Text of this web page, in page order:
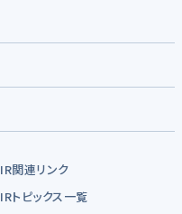
IR関連リンク
IRトピックス一覧